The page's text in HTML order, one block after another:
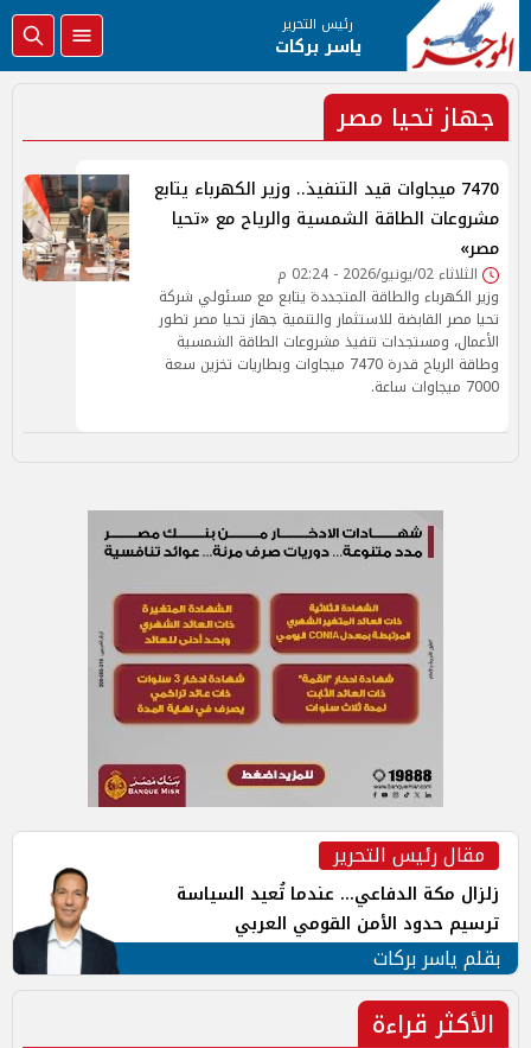
رئيس التحرير
ياسر بركات
جهاز تحيا مصر
7470 ميجاوات قيد التنفيذ.. وزير الكهرباء يتابع
مشروعات الطاقة الشمسية والرياح مع «تحيا
مصر»
الثلاثاء 02/يونيو/2026 - 02:24 م
وزير الكهرباء والطاقة المتجددة يتابع مع مسئولي شركة
تحيا مصر القابضة للاستثمار والتنمية جهاز تحيا مصر تطور
الأعمال، ومستجدات تنفيذ مشروعات الطاقة الشمسية
وطاقة الرياح قدرة 7470 ميجاوات وبطاريات تخزين سعة
7000 ميجاوات ساعة.
مقال رئيس التحرير
زلزال مكة الدفاعي... عندما تُعيد السياسة
ترسيم حدود الأمن القومي العربي
بقلم ياسر بركات
الأكثر قراءة